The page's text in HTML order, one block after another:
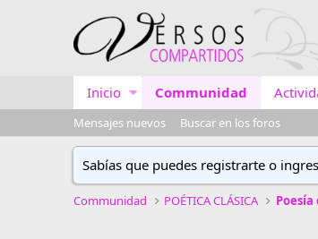
Inicio Communidad
Mensajes nuevos Buscar en los foros
Sabías que puedes registrarte o
Communidad POÉTICA CLÁSICA